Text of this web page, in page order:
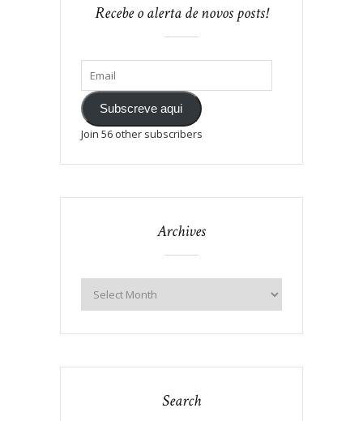
Recebe o alerta de novos posts!
Subscreve aqui
Join 56 other subscribers
Archives
Search